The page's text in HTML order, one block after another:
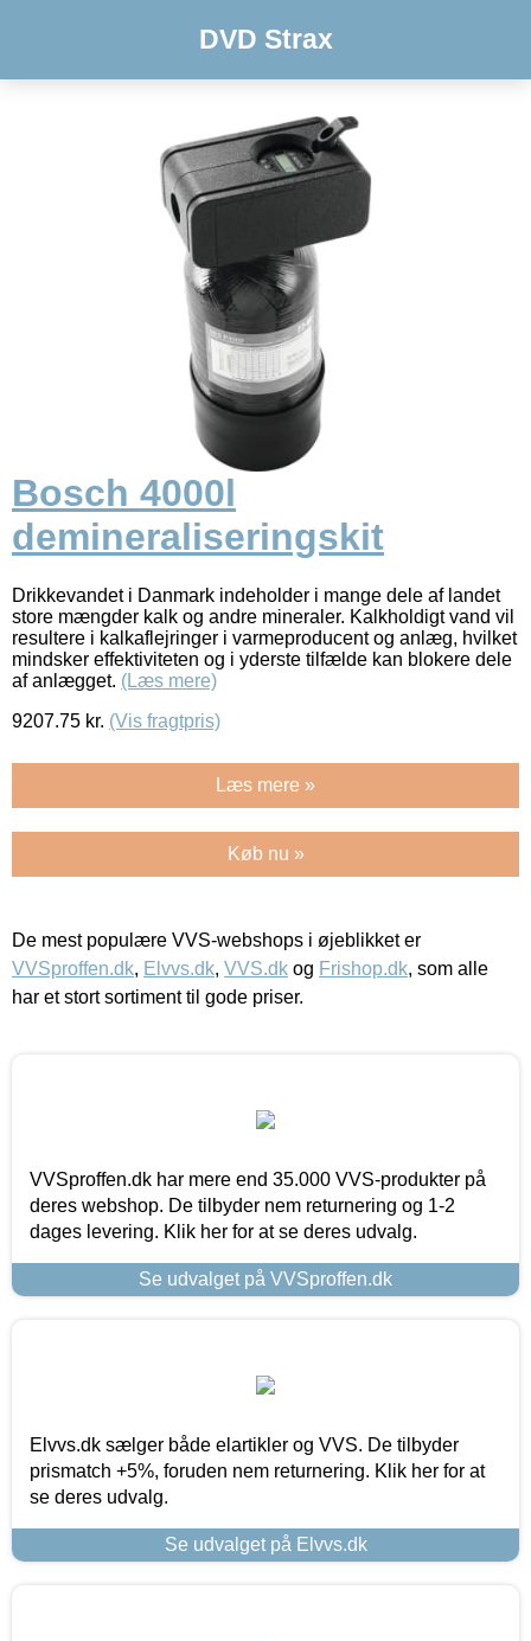
DVD Strax
Bosch 4000l
demineraliseringskit
Drikkevandet i Danmark indeholder i mange dele af landet
store mængder kalk og andre mineraler. Kalkholdigt vand vil
resultere i kalkaflejringer i varmeproducent og anlæg, hvilket
mindsker effektiviteten og i yderste tilfælde kan blokere dele
af anlægget. (Læs mere)
9207.75 kr. (Vis fragtpris)
Læs mere »
Køb nu »
De mest populære VVS-webshops i øjeblikket er
VVSproffen.dk, Elvvs.dk, VVS.dk og Frishop.dk, som alle
har et stort sortiment til gode priser.
VVSproffen.dk har mere end 35.000 VVS-produkter på
deres webshop. De tilbyder nem returnering og 1-2
dages levering. Klik her for at se deres udvalg.
Se udvalget på VVSproffen.dk
Elvvs.dk sælger både elartikler og VVS. De tilbyder
prismatch +5%, foruden nem returnering. Klik her for at
se deres udvalg.
Se udvalget på Elvvs.dk